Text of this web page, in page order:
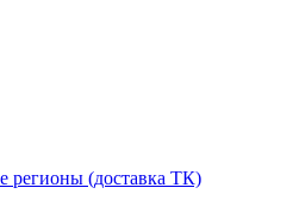
регионы (доставка ТК)